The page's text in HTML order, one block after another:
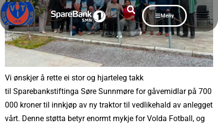
Meny
Vi ønskjer å rette ei stor og hjarteleg takk
til Sparebankstiftinga Søre Sunnmøre for gåvemidlar på 700
000 kroner til innkjøp av ny traktor til vedlikehald av anlegget
vårt. Denne støtta betyr enormt mykje for Volda Fotball, og